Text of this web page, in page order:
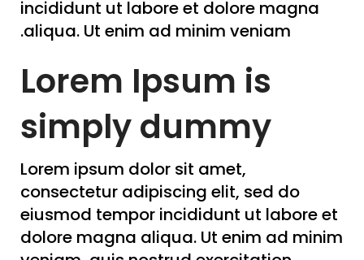
incididunt ut labore et dolore magna
aliqua. Ut enim ad minim veniam.
Lorem Ipsum is
simply dummy
Lorem ipsum dolor sit amet,
consectetur adipiscing elit, sed do
eiusmod tempor incididunt ut labore et
dolore magna aliqua. Ut enim ad minim